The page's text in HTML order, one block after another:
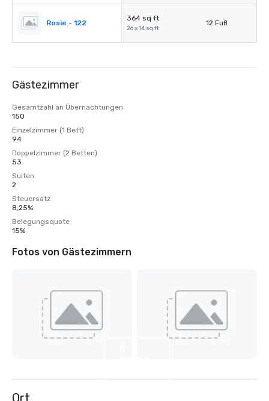
Rosie - 122
364 sq ft
26 x 14 sq ft
12 Fuß
Gästezimmer
Gesamtzahl an Übernachtungen
150
Einzelzimmer (1 Bett)
94
Doppelzimmer (2 Betten)
53
Suiten
2
Steuersatz
8,25%
Belegungsquote
15%
Fotos von Gästezimmern